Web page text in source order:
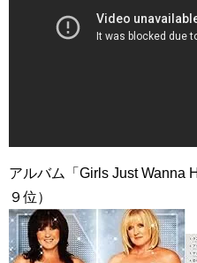
アルバム「Girls Just
９位）